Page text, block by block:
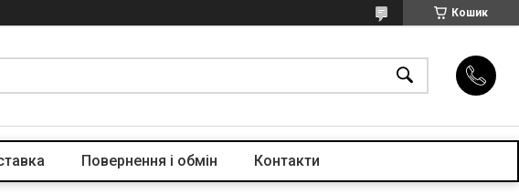
Кошик
Повернення і обмін Контакти